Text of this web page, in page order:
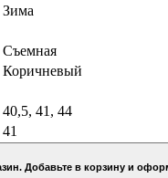
Зима
Съемная
Коричневый
40,5, 41, 44
41
Бесплатно доставим со склада в любой магазин. Добавьте в